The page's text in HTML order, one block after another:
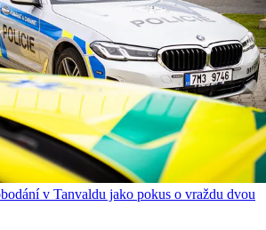
v Tanvaldu jako pokus o vraždu dvou